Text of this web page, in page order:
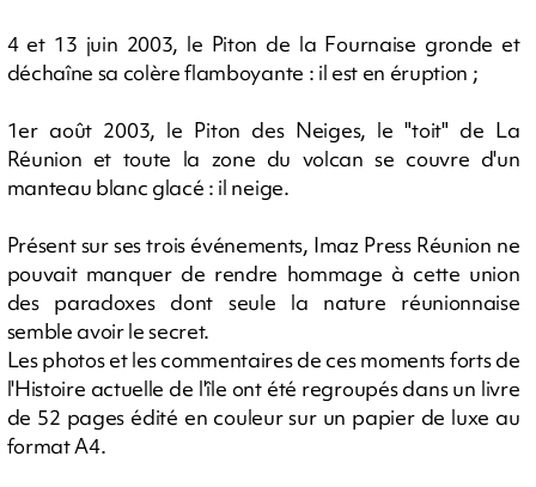
4 et 13 juin 2003, le Piton de la Fournaise gronde et
déchaîne sa colère flamboyante : il est en éruption ;
1er août 2003, le Piton des Neiges, le "toit" de La
Réunion et toute la zone du volcan se couvre d'un
manteau blanc glacé : il neige.
Présent sur ses trois événements, Imaz Press Réunion ne
pouvait manquer de rendre hommage à cette union
des paradoxes dont seule la nature réunionnaise
semble avoir le secret.
Les photos et les commentaires de ces moments forts de
l'Histoire actuelle de l'île ont été regroupés dans un livre
de 52 pages édité en couleur sur un papier de luxe au
format A4.